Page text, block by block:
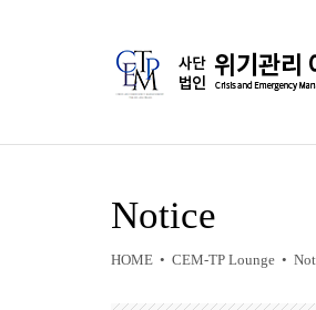
Notice
HOME • CEM-TP Lounge •